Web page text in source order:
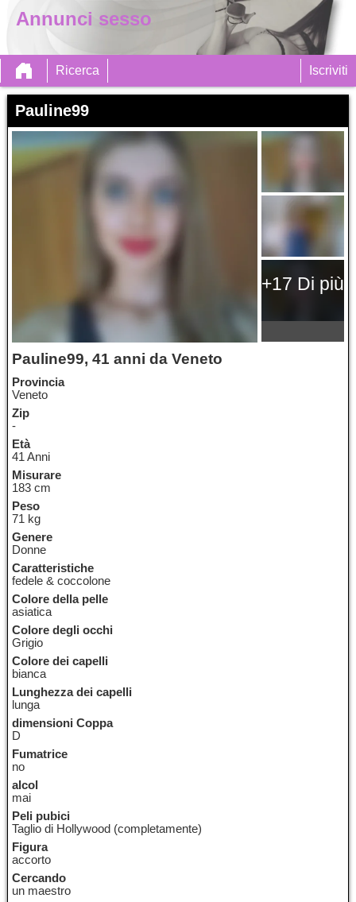
Annunci sesso
Ricerca Iscriviti
Pauline99
+17 Di più
Pauline99, 41 anni da Veneto
Provincia
Veneto
Zip
-
Età
41 Anni
Misurare
183 cm
Peso
71 kg
Genere
Donne
Caratteristiche
fedele & coccolone
Colore della pelle
asiatica
Colore degli occhi
Grigio
Colore dei capelli
bianca
Lunghezza dei capelli
lunga
dimensioni Coppa
D
Fumatrice
no
alcol
mai
Peli pubici
Taglio di Hollywood (completamente)
Figura
accorto
Cercando
un maestro